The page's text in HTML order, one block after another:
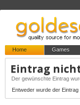
Home Games
Eintrag
Der gewünschte Eintrag
Entweder wurde der